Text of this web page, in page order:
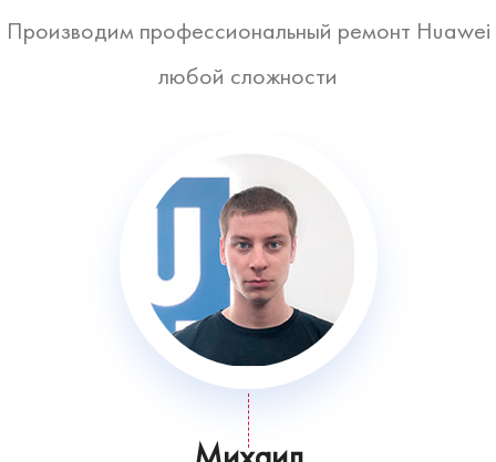
Производим профессиональный ремонт Huawei
любой сложности